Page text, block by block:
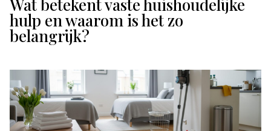
Wat betekent vaste huishoudelijke
hulp en waarom is het zo
belangrijk?